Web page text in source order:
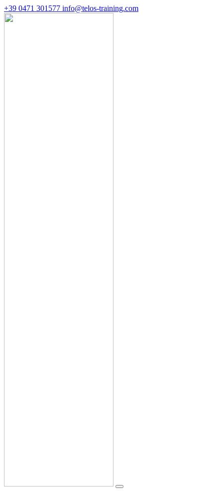
+39 0471 301577 info@telos-training.com